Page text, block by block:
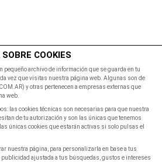
COOKIES
pequeño archivo de información que se guarda en tu
vez que visitas nuestra página web. Algunas son de
y otras pertenecen a empresas externas que
web.
las cookies técnicas son necesarias para que nuestra
de tu autorización y son las únicas que tenemos
únicas cookies que estarán activas si solo pulsas el
nuestra página, para personalizarla en base a tus
publicidad ajustada a tus búsquedas, gustos e intereses